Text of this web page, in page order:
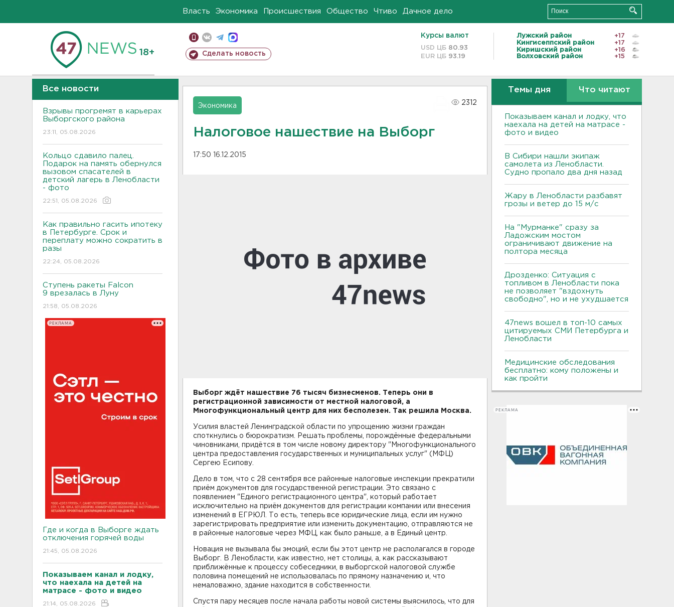
Власть Экономика Происшествия Общество Чтиво Дачное дело
18+ Сделать новость
Курсы валют
USD ЦБ 80.93
EUR ЦБ 93.19
Лужский район
+17
Кингисеппский район
+17
Киришский район
+16
Волховский район
+15
Все новости
Взрывы прогремят в карьерах
Выборгского района
23:11, 05.08.2026
Кольцо сдавило палец.
Подарок на память обернулся
вызовом спасателей в
детский лагерь в Ленобласти
- фото
22:51, 05.08.2026
Как правильно гасить ипотеку
в Петербурге. Срок и
переплату можно сократить в
разы
22:24, 05.08.2026
Ступень ракеты Falcon
9 врезалась в Луну
21:58, 05.08.2026
РЕКЛАМА
Где и когда в Выборге ждать
отключения горячей воды
21:45, 05.08.2026
Показываем канал и лодку,
что наехала на детей на
матрасе - фото и видео
21:14, 05.08.2026
Экономика
2312
Налоговое нашествие на Выборг
17:50 16.12.2015
Выборг ждёт нашествие 76 тысяч бизнесменов. Теперь они в
регистрационной зависимости от местной налоговой, а
Многофункциональный центр для них бесполезен. Так решила Москва.
Усилия властей Ленинградской области по упрощению жизни граждан
споткнулись о бюрократизм. Решать проблемы, порождённые федеральными
чиновниками, придётся в том числе новому директору "Многофункционального
центра предоставления государственных и муниципальных услуг" (МФЦ)
Сергею Есипову.
Дело в том, что с 28 сентября все районные налоговые инспекции прекратили
приём документов для государственной регистрации. Это связано с
появлением "Единого регистрационного центра", который работает
исключительно на приём документов для регистрации компании или внесения
изменений в ЕГРЮЛ. То есть, теперь все юридические лица, если им нужно
зарегистрировать предприятие или изменить документацию, отправляются не
в районные налоговые через МФЦ, как было раньше, а в Единый центр.
Новация не вызывала бы эмоций, если бы этот центр не располагался в городе
Выборг. В Ленобласти, как известно, нет столицы, а, как рассказывают
приближённые к процессу собеседники, в выборгской налоговой службе
половина помещений не использовалась по прямому назначению и, что
немаловажно, здание находится в собственности.
Спустя пару месяцев после начала работы новой системы выяснилось, что для
Темы дня Что читают
Показываем канал и лодку, что
наехала на детей на матрасе -
фото и видео
В Сибири нашли экипаж
самолета из Ленобласти.
Судно пропало два дня назад
Жару в Ленобласти разбавят
грозы и ветер до 15 м/с
На "Мурманке" сразу за
Ладожским мостом
ограничивают движение на
полтора месяца
Дрозденко: Ситуация с
топливом в Ленобласти пока
не позволяет "вздохнуть
свободно", но и не ухудшается
47news вошел в топ-10 самых
цитируемых СМИ Петербурга и
Ленобласти
Медицинские обследования
бесплатно: кому положены и
как пройти
РЕКЛАМА